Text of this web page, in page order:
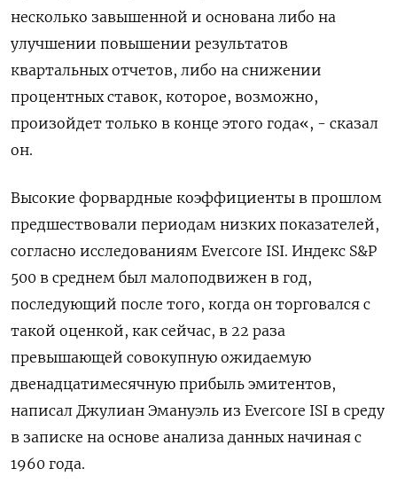
несколько завышенной и основана либо на
улучшении повышении результатов
квартальных отчетов, либо на снижении
процентных ставок, которое, возможно,
произойдет только в конце этого года«, - сказал
он.
Высокие форвардные коэффициенты в прошлом
предшествовали периодам низких показателей,
согласно исследованиям Evercore ISI. Индекс S&P
500 в среднем был малоподвижен в год,
последующий после того, когда он торговался с
такой оценкой, как сейчас, в 22 раза
превышающей совокупную ожидаемую
двенадцатимесячную прибыль эмитентов,
написал Джулиан Эмануэль из Evercore ISI в среду
в записке на основе анализа данных начиная с
1960 года.